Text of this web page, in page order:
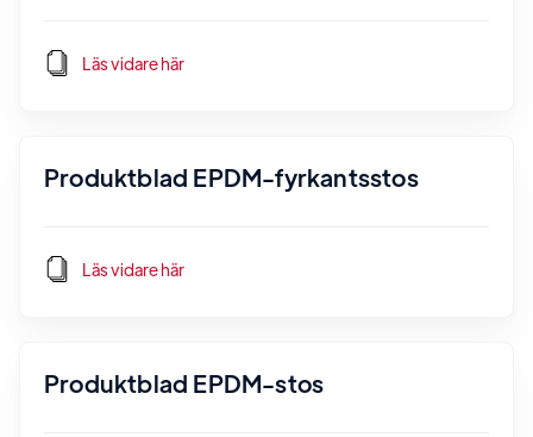
Läs vidare här
Produktblad EPDM-fyrkantsstos
Läs vidare här
Produktblad EPDM-stos